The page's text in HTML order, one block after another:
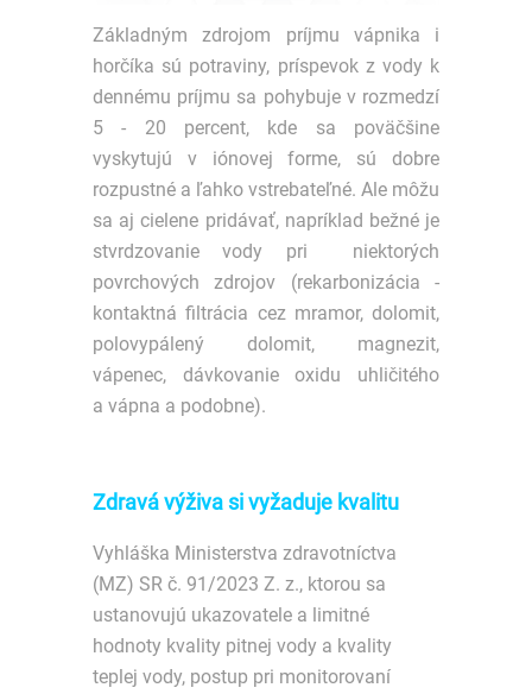
Základným zdrojom príjmu vápnika i
horčíka sú potraviny, príspevok z vody k
dennému príjmu sa pohybuje v rozmedzí
5 - 20 percent, kde sa poväčšine
vyskytujú v iónovej forme, sú dobre
rozpustné a ľahko vstrebateľné. Ale môžu
sa aj cielene pridávať, napríklad bežné je
stvrdzovanie vody pri niektorých
povrchových zdrojov (rekarbonizácia -
kontaktná filtrácia cez mramor, dolomit,
polovypálený dolomit, magnezit,
vápenec, dávkovanie oxidu uhličitého
a vápna a podobne).
Zdravá výživa si vyžaduje kvalitu
Vyhláška Ministerstva zdravotníctva
(MZ) SR č. 91/2023 Z. z., ktorou sa
ustanovujú ukazovatele a limitné
hodnoty kvality pitnej vody a kvality
teplej vody, postup pri monitorovaní